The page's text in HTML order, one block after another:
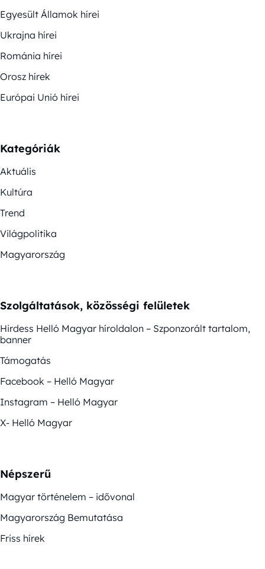
Egyesült Államok hírei
Ukrajna hírei
Románia hírei
Orosz hírek
Európai Unió hírei
Kategóriák
Aktuális
Kultúra
Trend
Világpolitika
Magyarország
Szolgáltatások, közösségi felületek
Hirdess Helló Magyar híroldalon – Szponzorált tartalom,
banner
Támogatás
Facebook – Helló Magyar
Instagram – Helló Magyar
X- Helló Magyar
Népszerű
Magyar történelem – idővonal
Magyarország Bemutatása
Friss hírek